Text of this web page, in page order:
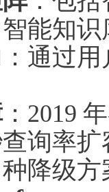
能知
：通过
：2019
询率
降级方